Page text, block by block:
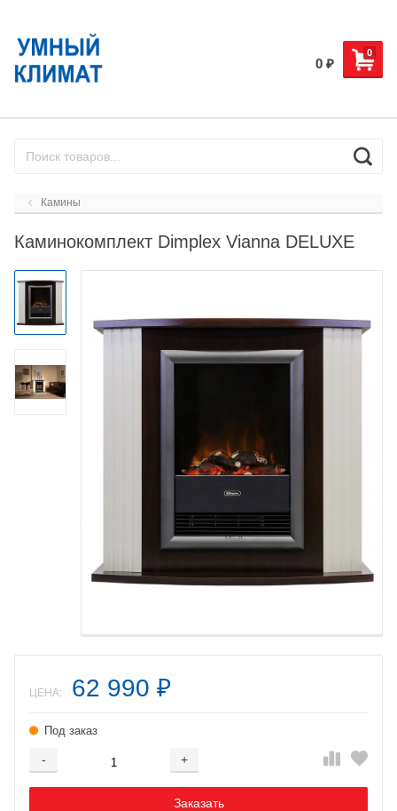
0
0 ₽
Камины
Каминокомплект Dimplex Vianna DELUXE
ЦЕНА: 62 990 ₽
Под заказ
- +
Добавляется...
Заказать
Добавлен